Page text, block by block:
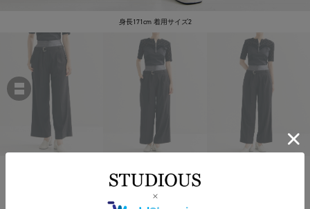
身長171cm 着用サイズ2
THINGS THAT MATTER
別注ノッチデザインTRワイドパンツ